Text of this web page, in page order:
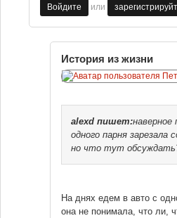
Войдите или
История из жизни
alexd пишет:
одного парня зарезала
но что тут
На днях едем в авто с
она не понимала, что ли,